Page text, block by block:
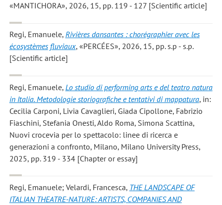
«MANTICHORA», 2026, 15, pp. 119 - 127 [Scientific article]
Regi, Emanuele, Rivières dansantes : chorégraphier avec les
écosystèmes fluviaux, «PERCÉES», 2026, 15, pp. s.p - s.p.
[Scientific article]
Regi, Emanuele, Lo studio di performing arts e del teatro natura
in Italia. Metodologie storiografiche e tentativi di mappatura, in:
Cecilia Carponi, Livia Cavaglieri, Giada Cipollone, Fabrizio
Fiaschini, Stefania Onesti, Aldo Roma, Simona Scattina,
Nuovi crocevia per lo spettacolo: linee di ricerca e
generazioni a confronto, Milano, Milano University Press,
2025, pp. 319 - 334 [Chapter or essay]
Regi, Emanuele; Velardi, Francesca, THE LANDSCAPE OF
ITALIAN THEATRE-NATURE: ARTISTS, COMPANIES AND